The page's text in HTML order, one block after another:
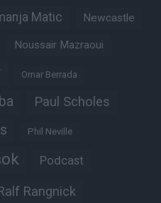
Matic Newcastle
Noussair Mazraoui
Omar Berrada
Paul Scholes
Phil Neville
Podcast
Rangnick